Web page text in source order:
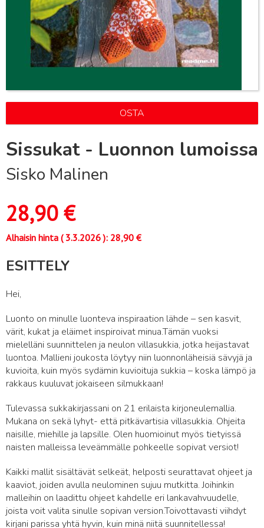
OSTA
Sissukat - Luonnon lumoissa
Sisko Malinen
28,90€
Alhaisin hinta (3.3.2026): 28,90 €
ESITTELY
Hei,
Luonto on minulle luonteva inspiraation lähde – sen kasvit,
värit, kukat ja eläimet inspiroivat minua.Tämän vuoksi
mielelläni suunnittelen ja neulon villasukkia, jotka heijastavat
luontoa. Mallieni joukosta löytyy niin luonnonläheisiä sävyjä ja
kuvioita, kuin myös sydämin kuvioituja sukkia – koska lämpö ja
rakkaus kuuluvat jokaiseen silmukkaan!
Tulevassa sukkakirjassani on 21 erilaista kirjoneulemallia.
Mukana on sekä lyhyt- että pitkävartisia villasukkia. Ohjeita
naisille, miehille ja lapsille. Olen huomioinut myös tietyissä
naisten malleissa leveämmälle pohkeelle sopivat versiot!
Kaikki mallit sisältävät selkeät, helposti seurattavat ohjeet ja
kaaviot, joiden avulla neulominen sujuu mutkitta. Joihinkin
malleihin on laadittu ohjeet kahdelle eri lankavahvuudelle,
joista voit valita sinulle sopivan version.Toivottavasti viihdyt
kirjani parissa yhtä hyvin, kuin minä niitä suunnitellessa!